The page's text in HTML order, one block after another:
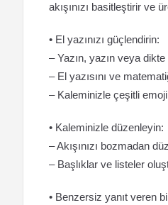
akışınızı basitleştirir ve
• El yazınızı güçlendirin:
– Yazın, yazın veya
– El yazısını ve
– Kaleminizle çeşitli
• Kaleminizle düzenleyin:
– Akışınızı bozmadan
– Başlıklar ve listeler
• Benzersiz yanıt veren